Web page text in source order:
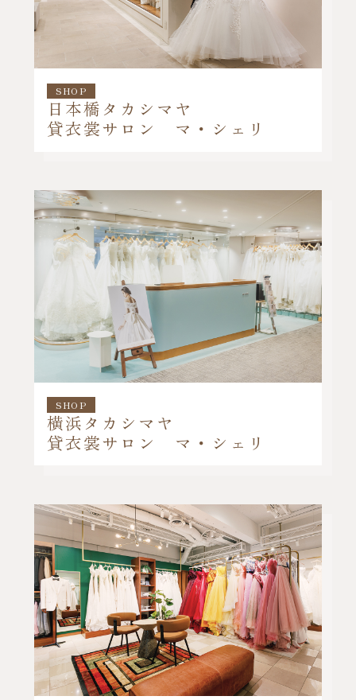
SHOP
日本橋タカシマヤ
貸衣裳サロン マ・シェリ
SHOP
横浜タカシマヤ
貸衣裳サロン マ・シェリ